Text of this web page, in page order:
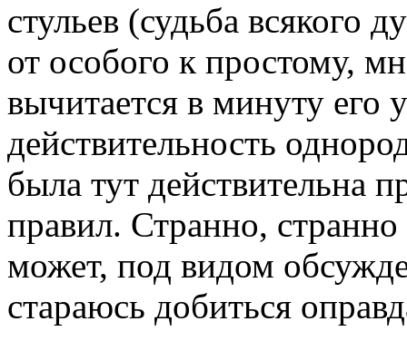
стульев (судьба всякого
от особого к простому,
вычитается в минуту его
действительность
была тут действительна
правил. Странно,
может, под видом
стараюсь добиться